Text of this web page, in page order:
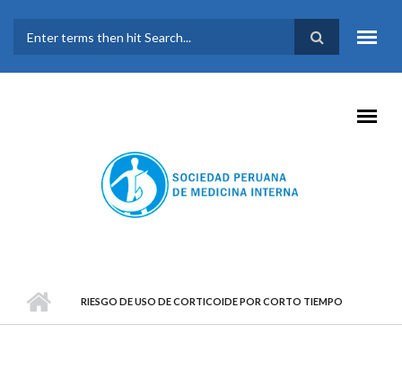
FORMULARIO DE
BÚSQUEDA
RIESGO DE USO DE CORTICOIDE POR CORTO TIEMPO